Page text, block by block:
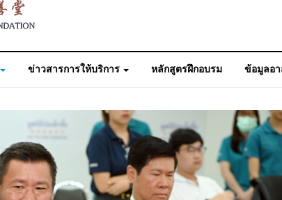
ข่าวสารการให้บริการ หลักสูตรฝึกอบรม ข้อมูลอ